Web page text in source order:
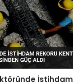
İstihdam